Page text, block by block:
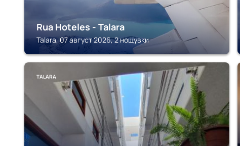
Rua Hoteles - Talara
Talara, 07 август 2026, 2 нощувки
TALARA